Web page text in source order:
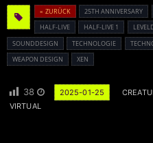
« ZURÜCK 25TH ANNIVERSARY
HALF-LIVE
HALF-LIVE 1
SOUNDDESIGN
TECHNOLOGIE
WEAPON DESIGN
XEN
38 2025-01-25
VIRTUAL